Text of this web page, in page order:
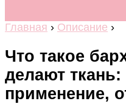
Главная › Описание ›
Что такое
делают ткань:
применение,